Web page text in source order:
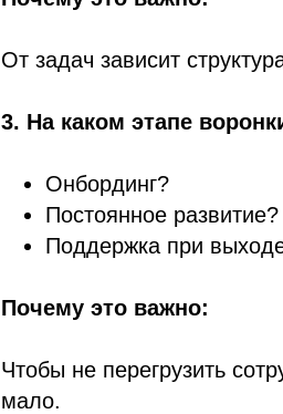
От задач зависит
3. На каком этапе
Онбординг?
Постоянное развитие?
Поддержка при
Почему это важно:
Чтобы не перегрузить
мало.